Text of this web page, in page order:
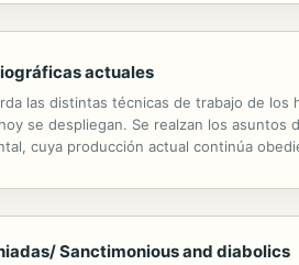
actuales
las distintas técnicas de trabajo de
se despliegan. Se realzan los
cuya producción actual continúa
Sanctimonious and diabolics